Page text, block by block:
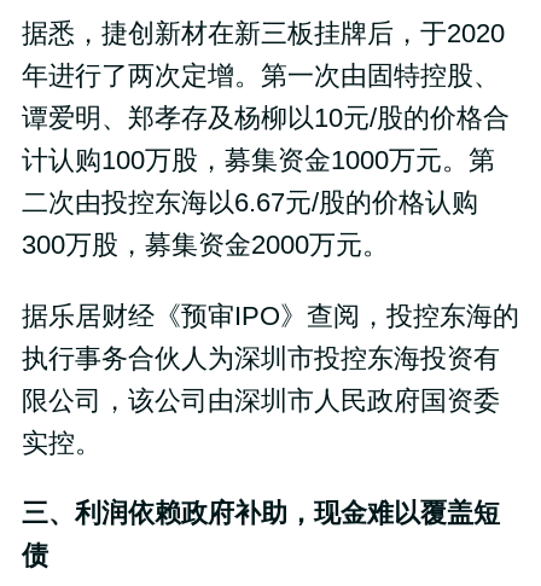
据悉，捷创新材在新三板挂牌后，于2020
年进行了两次定增。第一次由固特控股、
谭爱明、郑孝存及杨柳以10元/股的价格合
计认购100万股，募集资金1000万元。第
二次由投控东海以6.67元/股的价格认购
300万股，募集资金2000万元。
据乐居财经《预审IPO》查阅，投控东海的
执行事务合伙人为深圳市投控东海投资有
限公司，该公司由深圳市人民政府国资委
实控。
三、利润依赖政府补助，现金难以覆盖短
债